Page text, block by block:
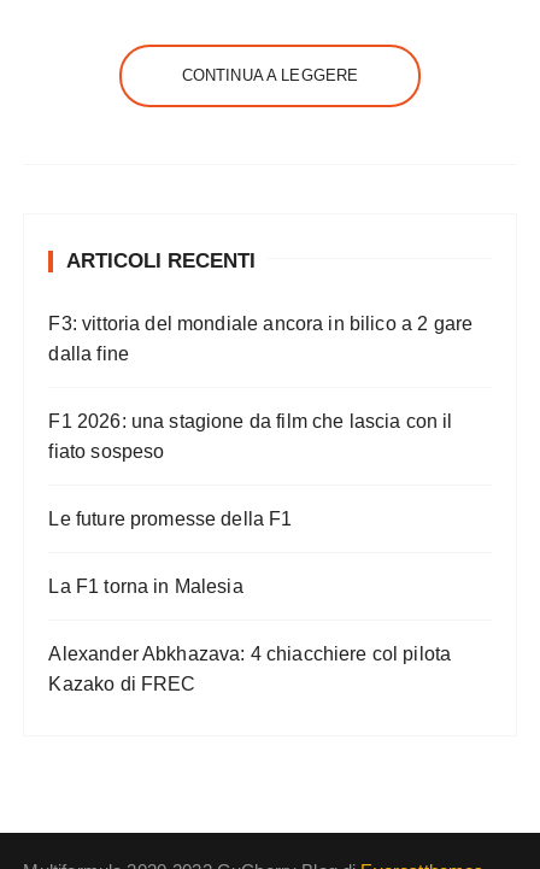
CONTINUA A LEGGERE
ARTICOLI RECENTI
F3: vittoria del mondiale ancora in bilico a 2 gare
dalla fine
F1 2026: una stagione da film che lascia con il
fiato sospeso
Le future promesse della F1
La F1 torna in Malesia
Alexander Abkhazava: 4 chiacchiere col pilota
Kazako di FREC